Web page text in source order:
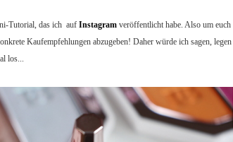
Tutorial, das ich auf Instagram veröffentlicht habe. Also um euch
Kaufempfehlungen abzugeben! Daher würde ich sagen, legen
los...